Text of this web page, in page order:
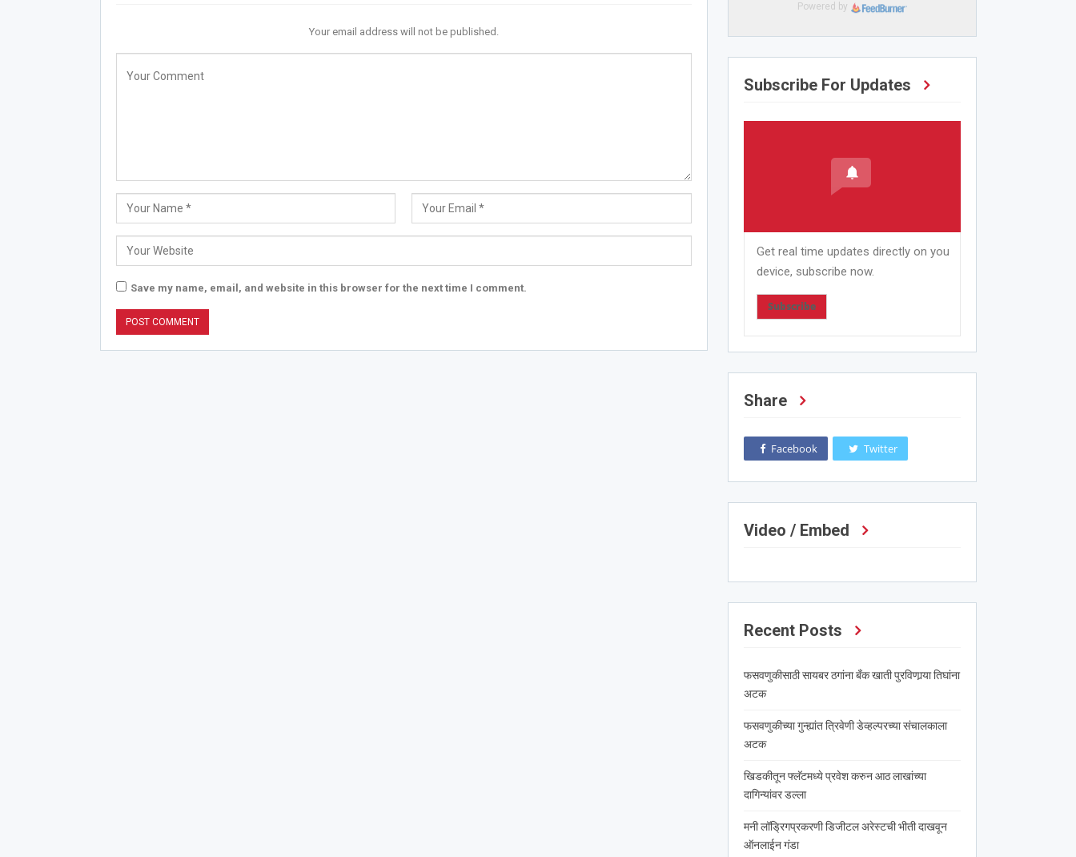
Your email address will not be published.
Save my name, email, and website in this browser for the next time I comment.
Powered by
Subscribe For Updates
Get real time updates directly on you
device, subscribe now.
Subscribe
Share
Facebook Twitter
Video / Embed
Recent Posts
फसवणुकीसाठी सायबर ठगांना बँक खाती पुरविणार्‍या तिघांना
अटक
फसवणुकीच्या गुन्ह्यांत त्रिवेणी डेव्हल्परच्या संचालकाला
अटक
खिडकीतून फ्लॅटमध्ये प्रवेश करुन आठ लाखांच्या
दागिन्यांवर डल्ला
मनी लॉड्रिगप्रकरणी डिजीटल अरेस्टची भीती दाखवून
ऑनलाईन गंडा